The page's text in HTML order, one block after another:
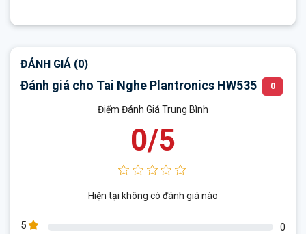
ĐÁNH GIÁ (0)
Đánh giá cho Tai Nghe Plantronics HW535 0
Điểm Đánh Giá Trung Bình
0/5
Hiện tại không có đánh giá nào
5 0